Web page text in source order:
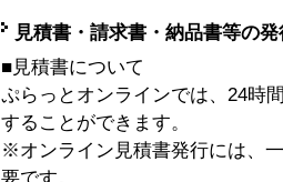
見積書・請求書・納品書等の
■見積書について
ぷらっとオンラインでは、24時
することができます。
※オンライン見積書発行には、